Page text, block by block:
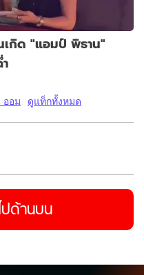
กิด "แอมป์ พิธาน"
ออม ดูแท็กทั้งหมด
ด้านบน